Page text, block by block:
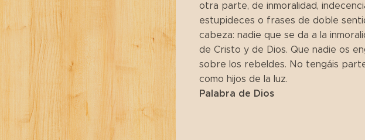
otra parte, de inmoralidad,
estupideces o frases de doble
cabeza: nadie que se da a la
de Cristo y de Dios. Que nadie os
sobre los rebeldes. No tengáis
como hijos de la luz.
Palabra de Dios